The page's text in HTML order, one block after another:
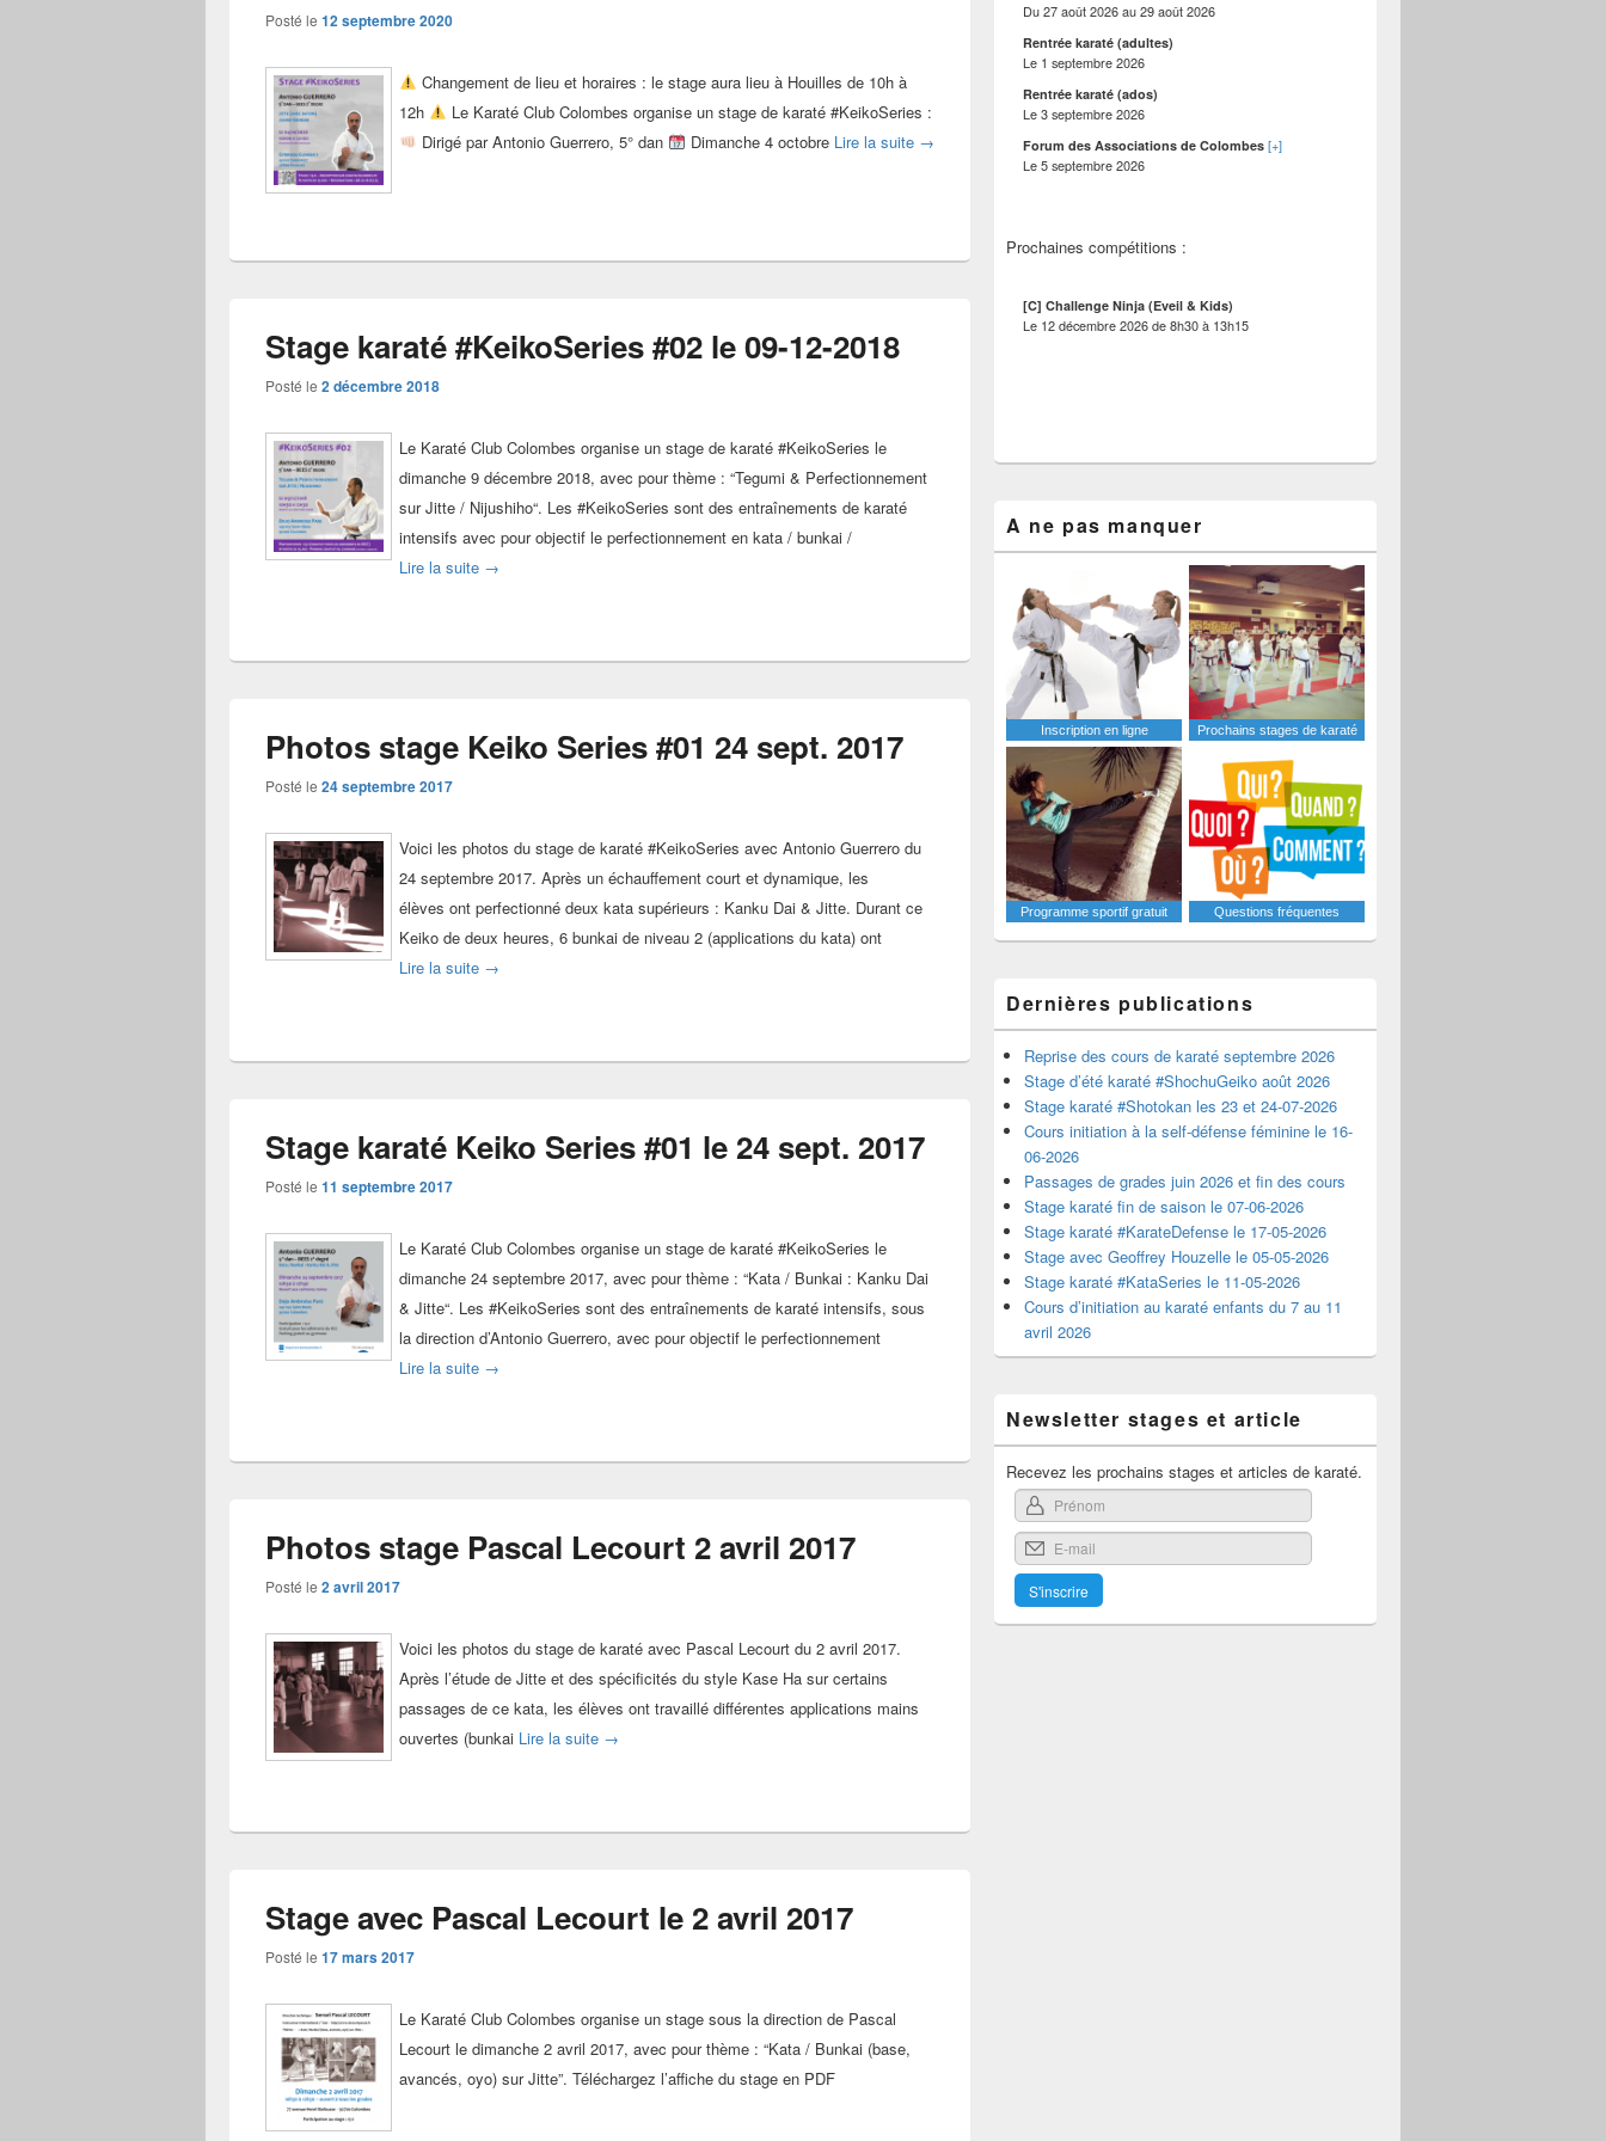
Posté le 12 septembre 2020
Changement de lieu et horaires : le stage aura lieu à Houilles de 10h à
12h
Le Karaté Club Colombes organise un stage de karaté #KeikoSeries :
Dirigé par Antonio Guerrero, 5° dan
Dimanche 4 octobre Lire la suite Stage karaté #KeikoSeries le 04-10-2020
→
Stage karaté #KeikoSeries #02 le 09-12-2018
Posté le 2 décembre 2018
Le Karaté Club Colombes organise un stage de karaté #KeikoSeries le
dimanche 9 décembre 2018, avec pour thème : “Tegumi & Perfectionnement
sur Jitte / Nijushiho“. Les #KeikoSeries sont des entraînements de karaté
intensifs avec pour objectif le perfectionnement en kata / bunkai /
Lire la suite Stage karaté #KeikoSeries #02 le 09-12-2018
→
Photos stage Keiko Series #01 24 sept. 2017
Posté le 24 septembre 2017
Voici les photos du stage de karaté #KeikoSeries avec Antonio Guerrero du
24 septembre 2017. Après un échauffement court et dynamique, les
élèves ont perfectionné deux kata supérieurs : Kanku Dai & Jitte. Durant ce
Keiko de deux heures, 6 bunkai de niveau 2 (applications du kata) ont
Lire la suite Photos stage Keiko Series #01 24 sept. 2017
→
Stage karaté Keiko Series #01 le 24 sept. 2017
Posté le 11 septembre 2017
Le Karaté Club Colombes organise un stage de karaté #KeikoSeries le
dimanche 24 septembre 2017, avec pour thème : “Kata / Bunkai : Kanku Dai
& Jitte“. Les #KeikoSeries sont des entraînements de karaté intensifs, sous
la direction d’Antonio Guerrero, avec pour objectif le perfectionnement
Lire la suite Stage karaté Keiko Series #01 le 24 sept. 2017
→
Photos stage Pascal Lecourt 2 avril 2017
Posté le 2 avril 2017
Voici les photos du stage de karaté avec Pascal Lecourt du 2 avril 2017.
Après l’étude de Jitte et des spécificités du style Kase Ha sur certains
passages de ce kata, les élèves ont travaillé différentes applications mains
ouvertes (bunkai Lire la suite Photos stage Pascal Lecourt 2 avril 2017
→
Stage avec Pascal Lecourt le 2 avril 2017
Posté le 17 mars 2017
Le Karaté Club Colombes organise un stage sous la direction de Pascal
Lecourt le dimanche 2 avril 2017, avec pour thème : “Kata / Bunkai (base,
avancés, oyo) sur Jitte”. Téléchargez l’affiche du stage en PDF
Du27 août 2026au29 août 2026
Rentrée karaté (adultes)
Le 1 septembre 2026
Rentrée karaté (ados)
Le3 septembre 2026
Forum des Associations de Colombes [+]
Le5 septembre 2026
Prochaines compétitions :
[C] Challenge Ninja (Eveil & Kids)
Le 12 décembre 2026de8h30à 13h15
A ne pas manquer
Inscription en ligne Prochains stages de karaté
Programme sportif gratuit Questions fréquentes
Dernières publications
Reprise des cours de karaté septembre 2026
Stage d’été karaté #ShochuGeiko août 2026
Stage karaté #Shotokan les 23 et 24-07-2026
Cours initiation à la self-défense féminine le 16-
06-2026
Passages de grades juin 2026 et fin des cours
Stage karaté fin de saison le 07-06-2026
Stage karaté #KarateDefense le 17-05-2026
Stage avec Geoffrey Houzelle le 05-05-2026
Stage karaté #KataSeries le 11-05-2026
Cours d’initiation au karaté enfants du 7 au 11
avril 2026
Newsletter stages et article
Recevez les prochains stages et articles de karaté.